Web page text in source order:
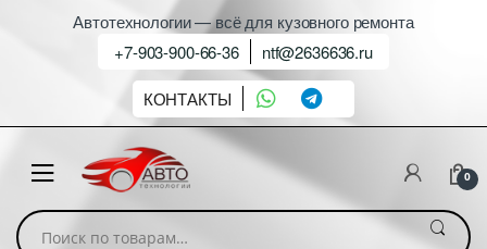
Автотехнологии — всё для кузовного ремонта
+7-903-900-66-36
ntf@2636636.ru
КОНТАКТЫ
0
Искать: